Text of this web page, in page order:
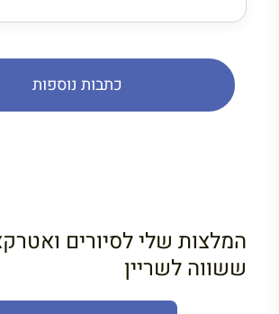
כתבות נוספות
המלצות שלי לסיורים
ששווה לשריין